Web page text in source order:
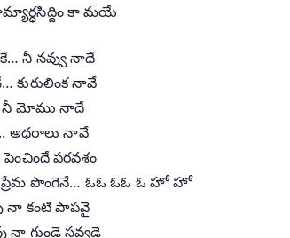
కా మయే
నీ నవ్వు నాదే
నావే
మోము నాదే
అధరాలు నావే
పరవశం
ప్రేమ పొంగెనే… ఓఓ ఓఓ ఓ హో హో
నా కంటి పాపవై
నా గుండె సవ్వడై